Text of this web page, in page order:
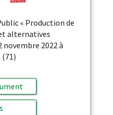
« Production de
alternatives
novembre 2022 à